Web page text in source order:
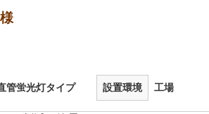
管蛍光灯タイプ 設置環境 工場